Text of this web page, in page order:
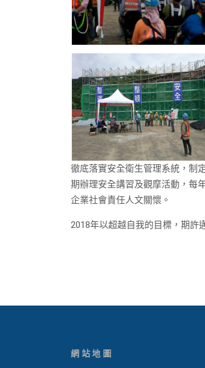
徹底落實安全衛生管理系統，制
期辦理安全講習及觀摩活動，每
企業社會責任人文關懷。
2018年以超越自我的目標，期許
網站地圖